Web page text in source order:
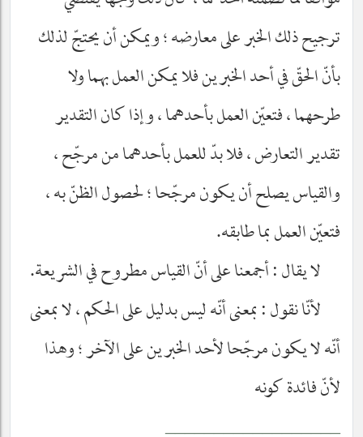
ترجيح ذلك الخبر على معارضه ؛ ويمكن أن يحتجّ لذلك
بأنّ الحقّ في أحد الخبرين فلا يمكن العمل بهما ولا
طرحهما ، فتعيّن العمل بأحدهما ، وإذا كان التقدير
تقدير التعارض ، فلا بدّ للعمل بأحدهما من مرجّح ،
والقياس يصلح أن يكون مرجّحا ؛ لحصول الظنّ به ،
فتعيّن العمل بما طابقه.
لا يقال : أجمعنا على أنّ القياس مطروح في الشريعة.
لأنّا نقول : بمعنى أنّه ليس بدليل على الحكم ، لا بمعنى
أنّه لا يكون مرجّحا لأحد الخبرين على الآخر ؛ وهذا
لأنّ فائدة كونه